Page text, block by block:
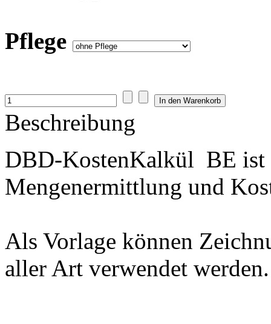
Pflege
Beschreibung
DBD-KostenKalkül BE ist
Mengenermittlung und
Als Vorlage können
aller Art verwendet werden.